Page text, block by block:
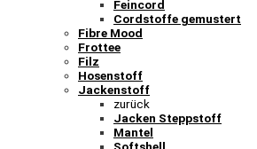
Feincord
Cordstoffe gemustert
Fibre Mood
Frottee
Filz
Hosenstoff
Jackenstoff
zurück
Jacken Steppstoff
Mantel